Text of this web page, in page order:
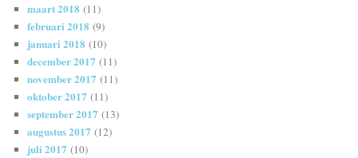
maart 2018 (11)
februari 2018 (9)
januari 2018 (10)
december 2017 (11)
november 2017 (11)
oktober 2017 (11)
september 2017 (13)
augustus 2017 (12)
juli 2017 (10)